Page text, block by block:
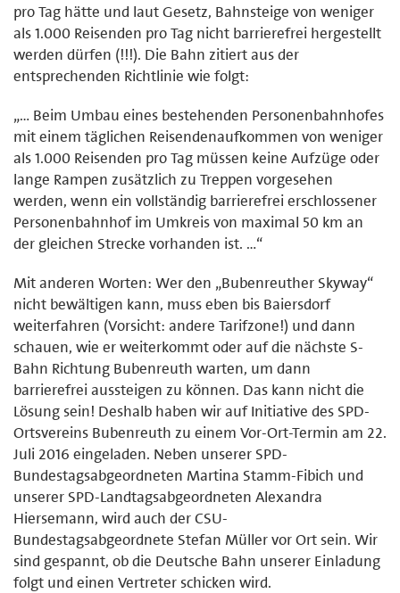
pro Tag hätte und laut Gesetz, Bahnsteige von weniger
als 1.000 Reisenden pro Tag nicht barrierefrei hergestellt
werden dürfen (!!!). Die Bahn zitiert aus der
entsprechenden Richtlinie wie folgt:
„… Beim Umbau eines bestehenden Personenbahnhofes
mit einem täglichen Reisendenaufkommen von weniger
als 1.000 Reisenden pro Tag müssen keine Aufzüge oder
lange Rampen zusätzlich zu Treppen vorgesehen
werden, wenn ein vollständig barrierefrei erschlossener
Personenbahnhof im Umkreis von maximal 50 km an
der gleichen Strecke vorhanden ist. …“
Mit anderen Worten: Wer den „Bubenreuther Skyway“
nicht bewältigen kann, muss eben bis Baiersdorf
weiterfahren (Vorsicht: andere Tarifzone!) und dann
schauen, wie er weiterkommt oder auf die nächste S-
Bahn Richtung Bubenreuth warten, um dann
barrierefrei aussteigen zu können. Das kann nicht die
Lösung sein! Deshalb haben wir auf Initiative des SPD-
Ortsvereins Bubenreuth zu einem Vor-Ort-Termin am 22.
Juli 2016 eingeladen. Neben unserer SPD-
Bundestagsabgeordneten Martina Stamm-Fibich und
unserer SPD-Landtagsabgeordneten Alexandra
Hiersemann, wird auch der CSU-
Bundestagsabgeordnete Stefan Müller vor Ort sein. Wir
sind gespannt, ob die Deutsche Bahn unserer Einladung
folgt und einen Vertreter schicken wird.